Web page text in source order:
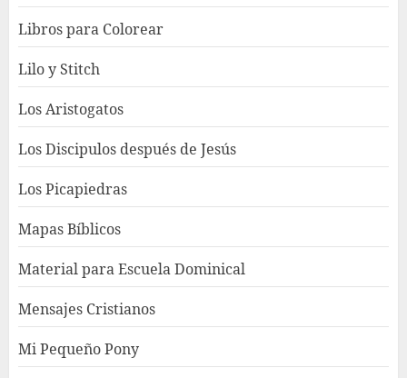
Libros para Colorear
Lilo y Stitch
Los Aristogatos
Los Discipulos después de Jesús
Los Picapiedras
Mapas Bíblicos
Material para Escuela Dominical
Mensajes Cristianos
Mi Pequeño Pony